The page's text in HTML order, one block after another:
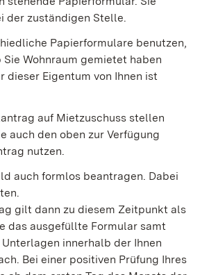
der zuständigen Stelle.
Papierformulare benutzen,
Wohnraum gemietet haben
dieser Eigentum von Ihnen ist
auf Mietzuschuss stellen
auch den oben zur Verfügung
nutzen.
auch formlos beantragen. Dabei
gilt dann zu diesem Zeitpunkt als
das ausgefüllte Formular samt
innerhalb der Ihnen
Bei einer positiven Prüfung Ihres